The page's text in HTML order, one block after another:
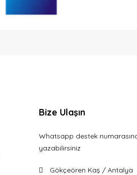
Bize Ulaşın
Whatsapp destek
yazabilirsiniz
Gökçeören Kaş / Antalya